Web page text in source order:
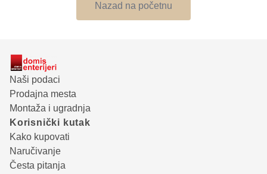
Nazad na početnu
Naši podaci
Prodajna mesta
Montaža i ugradnja
Korisnički kutak
Kako kupovati
Naručivanje
Česta pitanja